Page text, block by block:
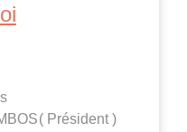
( Président )